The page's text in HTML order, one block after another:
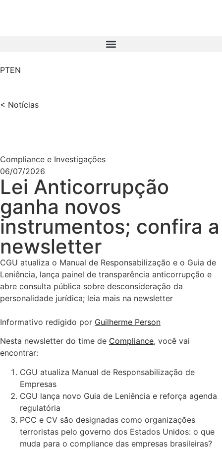
PTEN
< Notícias
Compliance e Investigações
06/07/2026
Lei Anticorrupção
ganha novos
instrumentos; confira a
newsletter
CGU atualiza o Manual de Responsabilização e o Guia de
Leniência, lança painel de transparência anticorrupção e
abre consulta pública sobre desconsideração da
personalidade jurídica; leia mais na newsletter
Informativo redigido por Guilherme Person
Nesta newsletter do time de Compliance, você vai
encontrar:
CGU atualiza Manual de Responsabilização de
Empresas
CGU lança novo Guia de Leniência e reforça agenda
regulatória
PCC e CV são designadas como organizações
terroristas pelo governo dos Estados Unidos: o que
muda para o compliance das empresas brasileiras?